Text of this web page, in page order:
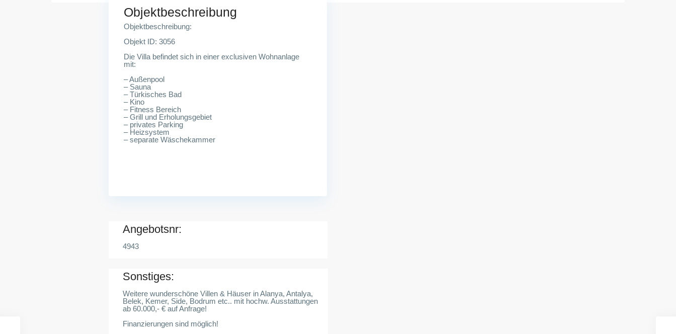
Objektbeschreibung
Objektbeschreibung:
Objekt ID: 3056
Die Villa befindet sich in einer exclusiven Wohnanlage
mit:
– Außenpool
– Sauna
– Türkisches Bad
– Kino
– Fitness Bereich
– Grill und Erholungsgebiet
– privates Parking
– Heizsystem
– separate Wäschekammer
Angebotsnr:
4943
Sonstiges:
Weitere wunderschöne Villen & Häuser in Alanya, Antalya,
Belek, Kemer, Side, Bodrum etc.. mit hochw. Ausstattungen
ab 60.000,- € auf Anfrage!
Finanzierungen sind möglich!